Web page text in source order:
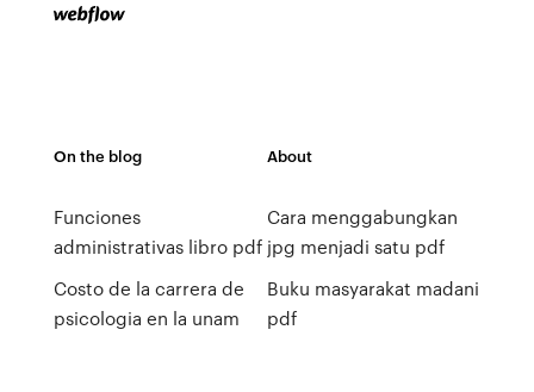
On the blog
Funciones
administrativas libro pdf
Costo de la carrera de
psicologia en la unam
About
Cara menggabungkan
jpg menjadi satu pdf
Buku masyarakat madani
pdf